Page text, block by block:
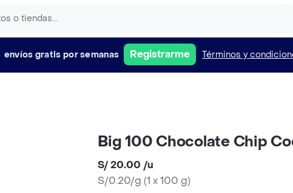
envíos gratis por semanas Registrarme Términos y
Big 100 Chocolate Chip
S/ 20.00 /u
S/0.20/g (1 x 100 g)